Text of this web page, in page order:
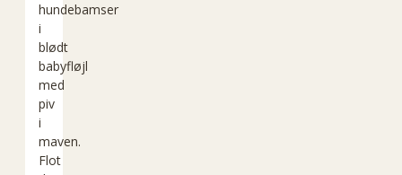
hundebamser
i
blødt
babyfløjl
med
piv
i
maven.
Flot